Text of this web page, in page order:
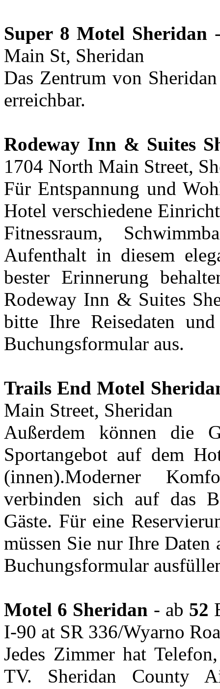
Super 8 Motel Sheridan
Main St, Sheridan
Das Zentrum von
erreichbar.
Rodeway Inn & Suites
1704 North Main Street,
Für Entspannung und
Hotel verschiedene
Fitnessraum,
Aufenthalt in diesem
bester Erinnerung
Rodeway Inn & Suites
bitte Ihre Reisedaten
Buchungsformular aus.
Trails End Motel
Main Street, Sheridan
Außerdem können die
Sportangebot auf dem
(innen).Moderner
verbinden sich auf das
Gäste. Für eine
müssen Sie nur Ihre Daten
Buchungsformular
Motel 6 Sheridan - ab 52
I-90 at SR 336/Wyarno
Jedes Zimmer hat
TV. Sheridan County